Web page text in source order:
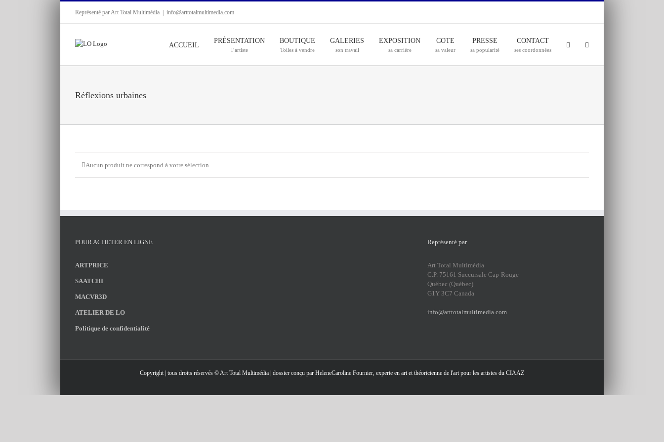
Représenté par Art Total Multimédia info@arttotalmultimedia.com
ACCUEIL
PRÉSENTATION
l’artiste
BOUTIQUE
Toiles à vendre
GALERIES
son travail
EXPOSITION
sa carrière
COTE
sa valeur
PRESSE
sa popularité
CONTACT
ses coordonnées
Réflexions urbaines
Aucun produit ne correspond à votre sélection.
POUR ACHETER EN LIGNE
ARTPRICE
SAATCHI
MACVR3D
ATELIER DE LO
Politique de confidentialité
Représenté par
Art Total Multimédia
C.P. 75161 Succursale Cap-Rouge
Québec (Québec)
G1Y 3C7 Canada
info@arttotalmultimedia.com
Copyright | tous droits réservés ©Art Total Multimédia | dossier conçu par HeleneCaroline Fournier, experte en art et théoricienne de l'art pour les artistes du CIAAZ